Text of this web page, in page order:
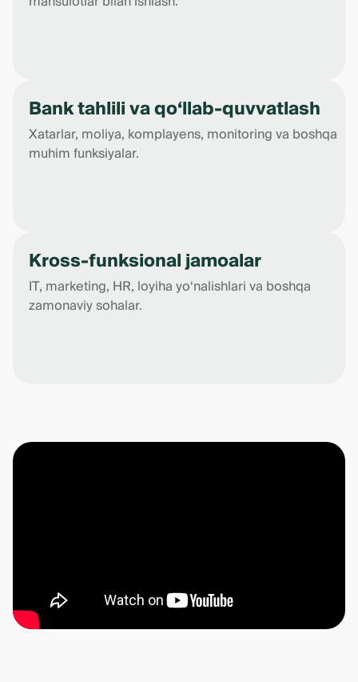
Bank tahlili va qo‘llab-quvvatlash
Xatarlar, moliya, komplayens, monitoring va boshqa
muhim funksiyalar.
Kross-funksional jamoalar
IT, marketing, HR, loyiha yo‘nalishlari va boshqa
zamonaviy sohalar.